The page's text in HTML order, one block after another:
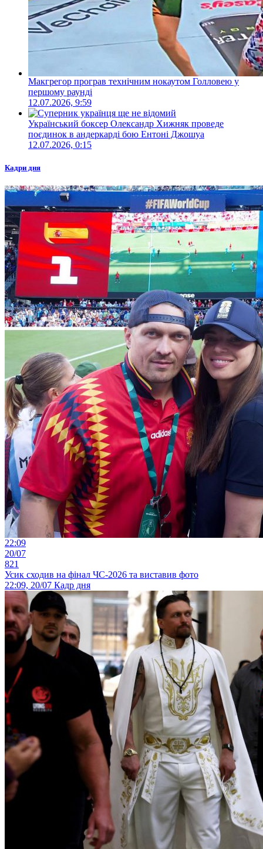
Макгрегор програв технічним нокаутом Голловею у
першому раунді
12.07.2026, 9:59
Український боксер Олександр Хижняк проведе
поєдинок в андеркарді бою Ентоні Джошуа
12.07.2026, 0:15
Кадри дня
22:09
20/07
821
Усик сходив на фінал ЧС-2026 та виставив фото
22:09, 20/07 Кадр дня